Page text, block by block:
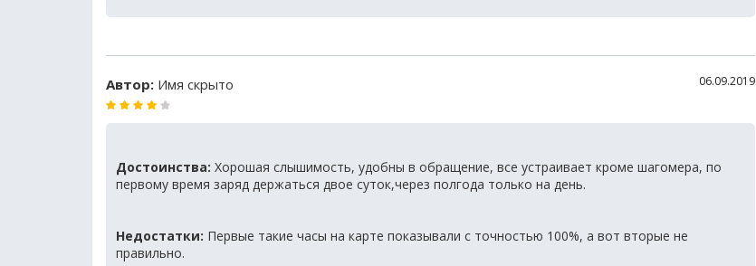
Автор: Имя скрыто 06.09.2019
Достоинства: Хорошая слышимость, удобны в обращение, все устраивает кроме шагомера, по
первому время заряд держаться двое суток,через полгода только на день.
Недостатки: Первые такие часы на карте показывали с точностью 100%, а вот вторые не
правильно.